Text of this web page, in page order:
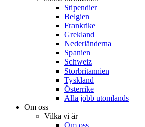
Stipendier
Belgien
Frankrike
Grekland
Nederländerna
Spanien
Schweiz
Storbritannien
Tyskland
Österrike
Alla jobb utomlands
Om oss
Vilka vi är
Om oss